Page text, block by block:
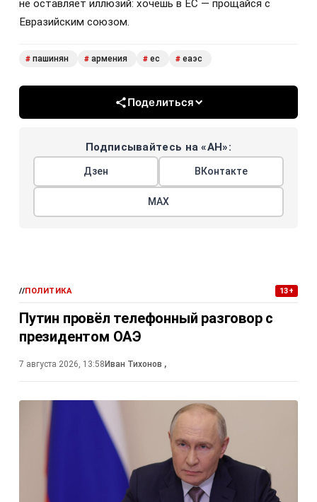
не оставляет иллюзий: хочешь в ЕС — прощайся с
Евразийским союзом.
# пашинян # армения # ес # еаэс
Поделиться
Подписывайтесь на «АН»:
Дзен ВКонтакте
МАХ
//ПОЛИТИКА 13+
Путин провёл телефонный разговор с
президентом ОАЭ
7 августа 2026, 13:58 Иван Тихонов ,